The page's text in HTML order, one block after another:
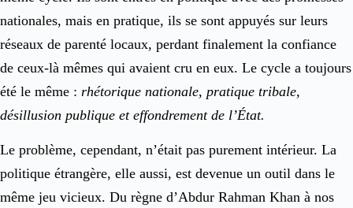
nationales, mais en pratique, ils se sont appuyés sur leurs
réseaux de parenté locaux, perdant finalement la confiance
de ceux-là mêmes qui avaient cru en eux. Le cycle a toujours
été le même : rhétorique nationale, pratique tribale,
désillusion publique et effondrement de l’État.
Le problème, cependant, n’était pas purement intérieur. La
politique étrangère, elle aussi, est devenue un outil dans le
même jeu vicieux. Du règne d’Abdur Rahman Khan à nos